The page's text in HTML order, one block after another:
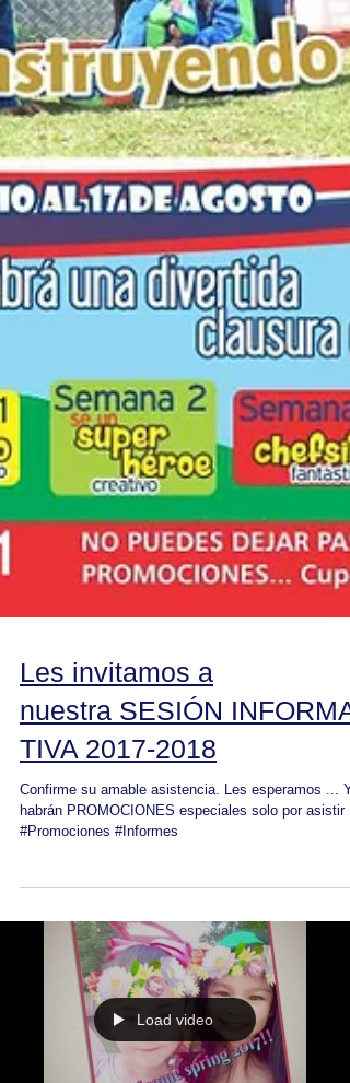
Les invitamos a
TIVA 2017-2018
Confirme su amable asistencia. Les esperamos ... Y
habrán PROMOCIONES especiales solo por asistir
#Promociones #Informes